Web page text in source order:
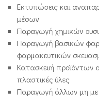
Εκτυπώσεις και
μέσων
Παραγωγή χημικών
Παραγωγή βασικών
φαρμακευτικών
Κατασκευή προϊόντων
πλαστικές ύλες
Παραγωγή άλλων μη